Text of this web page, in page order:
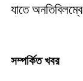
যাতে
সম্পর্কিত খবর